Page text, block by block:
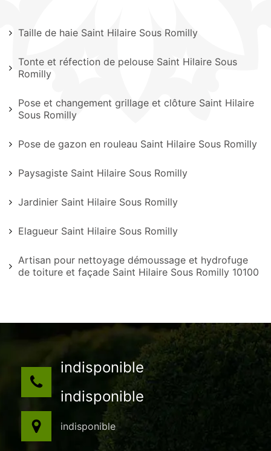
Taille de haie Saint Hilaire Sous Romilly
Tonte et réfection de pelouse Saint Hilaire Sous
Romilly
Pose et changement grillage et clôture Saint Hilaire
Sous Romilly
Pose de gazon en rouleau Saint Hilaire Sous Romilly
Paysagiste Saint Hilaire Sous Romilly
Jardinier Saint Hilaire Sous Romilly
Elagueur Saint Hilaire Sous Romilly
Artisan pour nettoyage démoussage et hydrofuge
de toiture et façade Saint Hilaire Sous Romilly 10100
indisponible
indisponible
indisponible